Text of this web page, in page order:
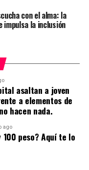
con el alma: la
impulsa la inclusión
asaltan a joven
a elementos de
hacen nada.
ago
100 peso? Aquí te lo